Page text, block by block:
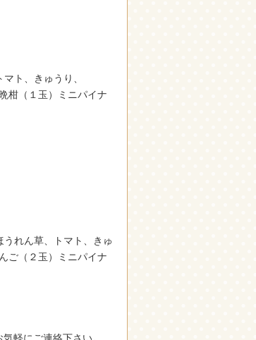
ト、きゅうり、
柑（１玉）ミニパイナ
れん草、トマト、きゅ
ご（２玉）ミニパイナ